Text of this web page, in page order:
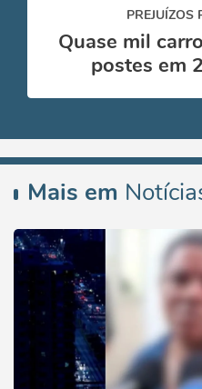
PREJUÍZOS
Quase mil
postes em
Mais em